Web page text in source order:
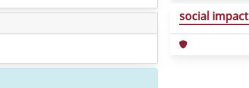
social impact